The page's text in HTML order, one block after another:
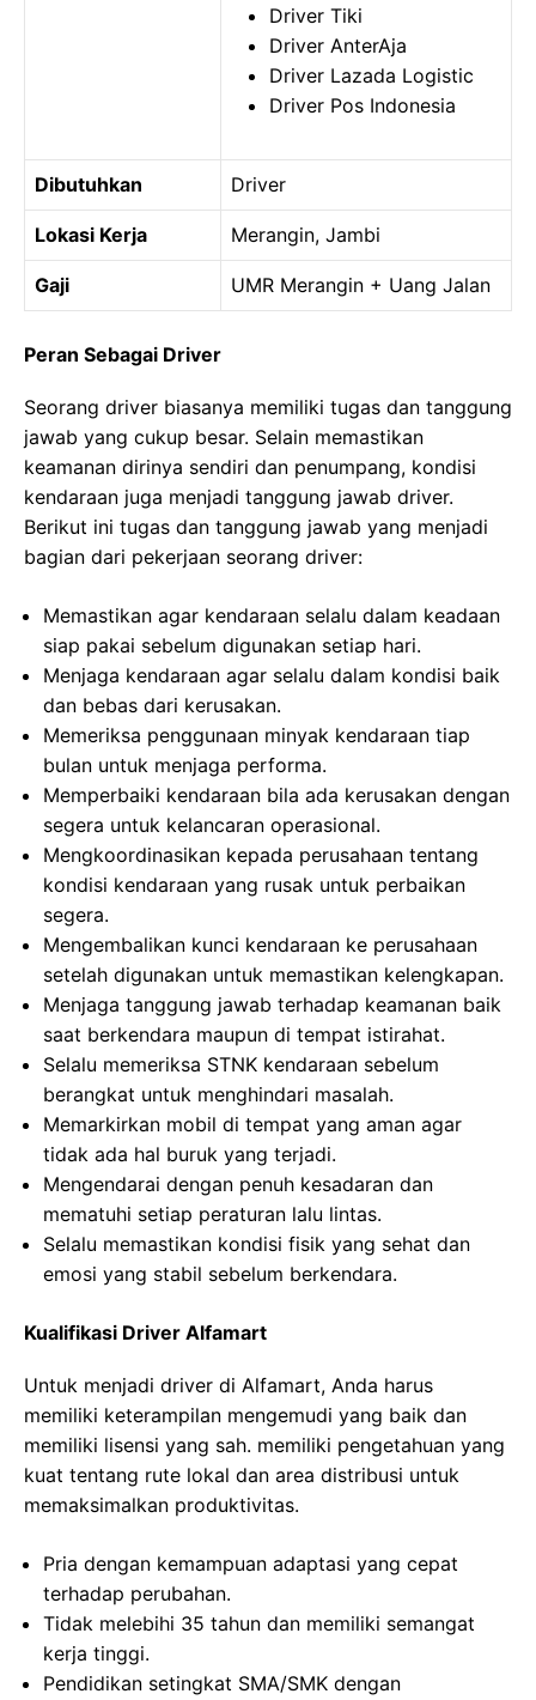
Driver Tiki
Driver AnterAja
Driver Lazada Logistic
Driver Pos Indonesia
Dibutuhkan Driver
Lokasi Kerja Merangin, Jambi
Gaji UMR Merangin + Uang Jalan
Peran Sebagai Driver
Seorang driver biasanya memiliki tugas dan tanggung
jawab yang cukup besar. Selain memastikan
keamanan dirinya sendiri dan penumpang, kondisi
kendaraan juga menjadi tanggung jawab driver.
Berikut ini tugas dan tanggung jawab yang menjadi
bagian dari pekerjaan seorang driver:
Memastikan agar kendaraan selalu dalam keadaan
siap pakai sebelum digunakan setiap hari.
Menjaga kendaraan agar selalu dalam kondisi baik
dan bebas dari kerusakan.
Memeriksa penggunaan minyak kendaraan tiap
bulan untuk menjaga performa.
Memperbaiki kendaraan bila ada kerusakan dengan
segera untuk kelancaran operasional.
Mengkoordinasikan kepada perusahaan tentang
kondisi kendaraan yang rusak untuk perbaikan
segera.
Mengembalikan kunci kendaraan ke perusahaan
setelah digunakan untuk memastikan kelengkapan.
Menjaga tanggung jawab terhadap keamanan baik
saat berkendara maupun di tempat istirahat.
Selalu memeriksa STNK kendaraan sebelum
berangkat untuk menghindari masalah.
Memarkirkan mobil di tempat yang aman agar
tidak ada hal buruk yang terjadi.
Mengendarai dengan penuh kesadaran dan
mematuhi setiap peraturan lalu lintas.
Selalu memastikan kondisi fisik yang sehat dan
emosi yang stabil sebelum berkendara.
Kualifikasi Driver Alfamart
Untuk menjadi driver di Alfamart, Anda harus
memiliki keterampilan mengemudi yang baik dan
memiliki lisensi yang sah. memiliki pengetahuan yang
kuat tentang rute lokal dan area distribusi untuk
memaksimalkan produktivitas.
Pria dengan kemampuan adaptasi yang cepat
terhadap perubahan.
Tidak melebihi 35 tahun dan memiliki semangat
kerja tinggi.
Pendidikan setingkat SMA/SMK dengan